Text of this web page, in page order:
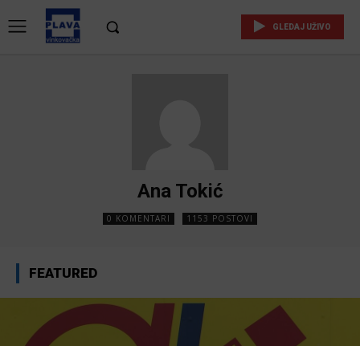
GLEDAJ UŽIVO
Ana Tokić
0 KOMENTARI 1153 POSTOVI
FEATURED